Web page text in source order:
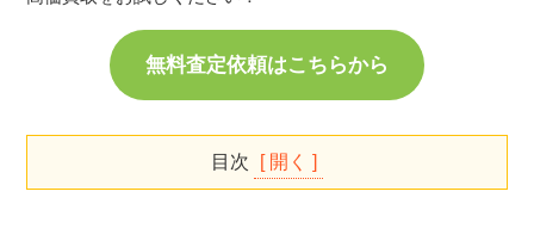
無料査定依頼はこちらから
目次